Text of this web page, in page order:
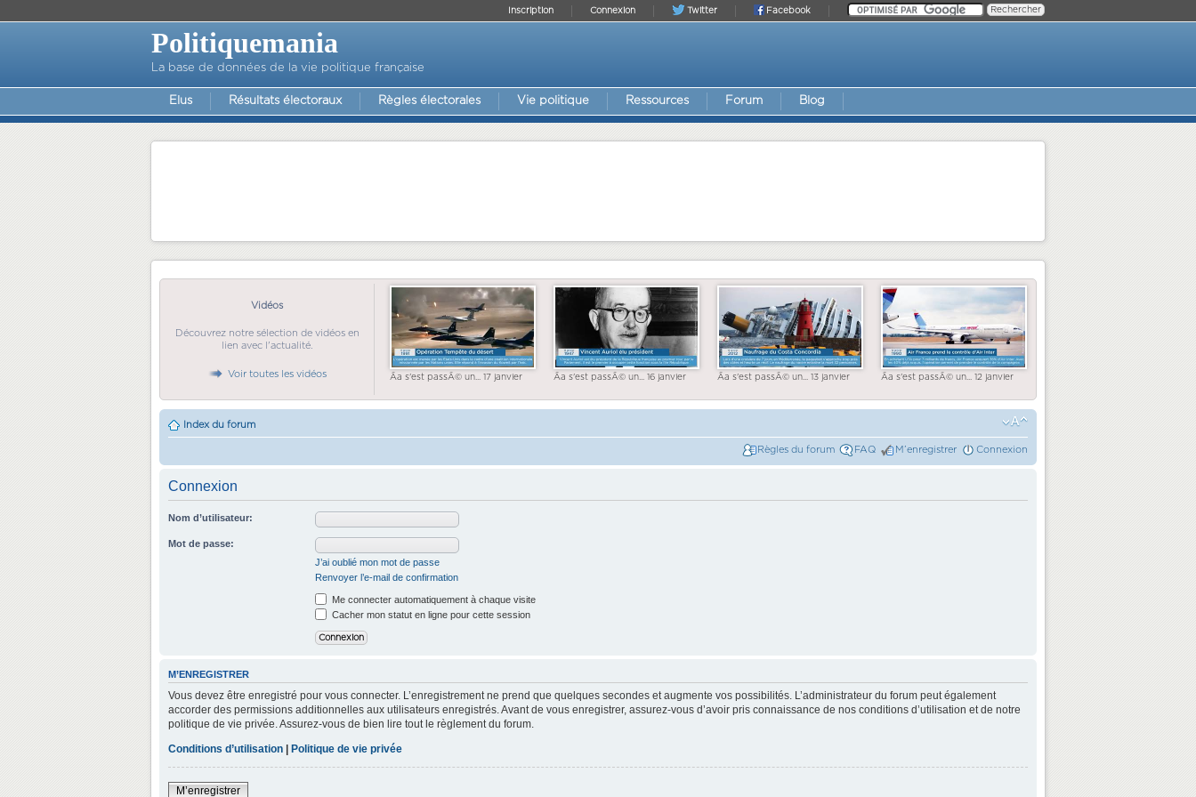
Facebook
Twitter
Connexion
Inscription
Politiquemania
La base de données de la vie politique française
Elus Résultats électoraux Règles électorales Vie politique Ressources Forum Blog
Vidéos
Découvrez notre sélection de vidéos en
lien avec l'actualité.
Voir toutes les vidéos Ãa s'est passÃ© un... 17 janvier Ãa s'est passÃ© un... 16 janvier Ãa s'est passÃ© un... 13 janvier Ãa s'est passÃ© un... 12 janvier
Index du forum
Règles du forum FAQ M’enregistrer Connexion
Connexion
Nom d’utilisateur:
Mot de passe:
J’ai oublié mon mot de passe
Renvoyer l’e-mail de confirmation
Me connecter automatiquement à chaque visite
Cacher mon statut en ligne pour cette session
M’ENREGISTRER
Vous devez être enregistré pour vous connecter. L’enregistrement ne prend que quelques secondes et augmente vos possibilités. L’administrateur du forum peut également
accorder des permissions additionnelles aux utilisateurs enregistrés. Avant de vous enregistrer, assurez-vous d’avoir pris connaissance de nos conditions d’utilisation et de notre
politique de vie privée. Assurez-vous de bien lire tout le règlement du forum.
Conditions d’utilisation | Politique de vie privée
M’enregistrer